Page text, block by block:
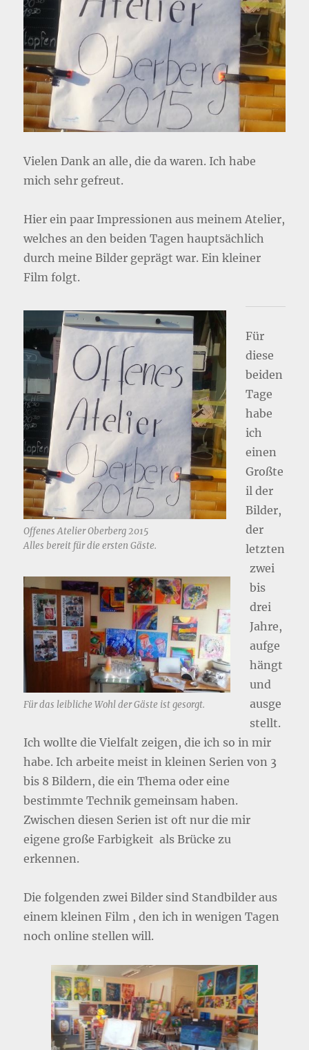
Vielen Dank an alle, die da waren. Ich habe
mich sehr gefreut.
Hier ein paar Impressionen aus meinem Atelier,
welches an den beiden Tagen hauptsächlich
durch meine Bilder geprägt war. Ein kleiner
Film folgt.
Offenes Atelier Oberberg 2015
Alles bereit für die ersten Gäste.
Für das leibliche Wohl der Gäste ist gesorgt.
Für
diese
beiden
Tage
habe
ich
einen
Großte
il der
Bilder,
der
letzten
zwei
bis
drei
Jahre,
aufge
hängt
und
ausge
stellt.
Ich wollte die Vielfalt zeigen, die ich so in mir
habe. Ich arbeite meist in kleinen Serien von 3
bis 8 Bildern, die ein Thema oder eine
bestimmte Technik gemeinsam haben.
Zwischen diesen Serien ist oft nur die mir
eigene große Farbigkeit als Brücke zu
erkennen.
Die folgenden zwei Bilder sind Standbilder aus
einem kleinen Film , den ich in wenigen Tagen
noch online stellen will.